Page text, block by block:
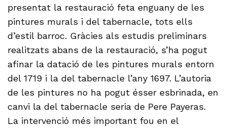
presentat la restauració feta enguany de les
pintures murals i del tabernacle, tots ells
d’estil barroc. Gràcies als estudis preliminars
realitzats abans de la restauració, s’ha pogut
afinar la datació de les pintures murals entorn
del 1719 i la del tabernacle l’any 1697. L’autoria
de les pintures no ha pogut ésser esbrinada, en
canvi la del tabernacle seria de Pere Payeras.
La intervenció més important fou en el